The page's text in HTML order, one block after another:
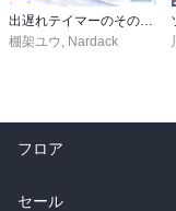
棚架ユウ Nardack
フロア
総合
セール